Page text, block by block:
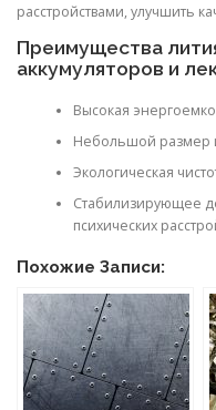
расстройствами, улучшить
Преимущества
аккумуляторов и
Высокая
Небольшой размер
Экологическая
Стабилизирующее
психических
Похожие Записи: